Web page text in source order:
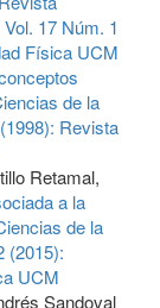
17 Núm. 1
Física UCM
de la
Revista
Retamal,
a la
de la
(2015):
UCM
Sandoval